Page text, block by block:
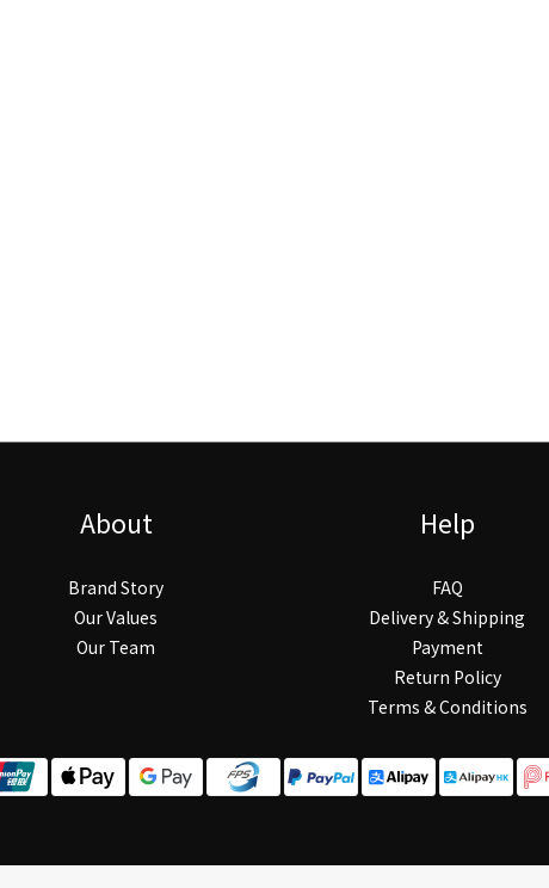
About
Brand Story
Our Values
Our Team
Help
FAQ
Delivery & Shipping
Payment
Return Policy
Terms & Conditions